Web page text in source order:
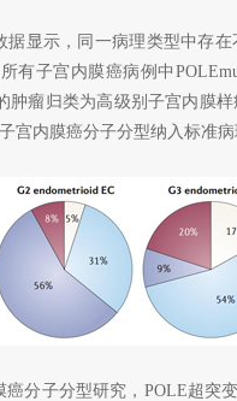
据显示，同一病理类型中存
有子宫内膜癌病例中
肿瘤归类为高级别子宫内膜
宫内膜癌分子分型纳入标准病
癌分子分型研究，POLE超突